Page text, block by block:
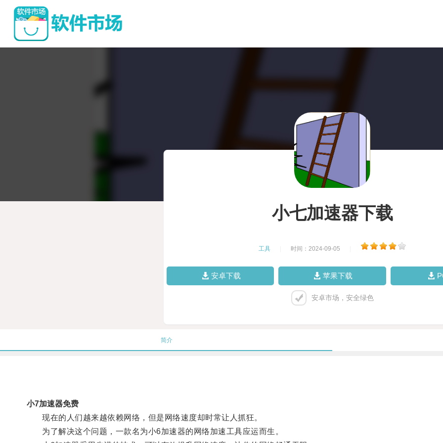
小七加速器下载
工具 时间：2024-09-05
安卓下载 苹果下载
安卓市场，安全绿色
简介
小7加速器免费
现在的人们越来越依赖网络，但是网络速度却时常让人抓狂。
为了解决这个问题，一款名为小6加速器的网络加速工具应运而生。